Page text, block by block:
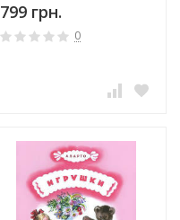
799 грн.
0